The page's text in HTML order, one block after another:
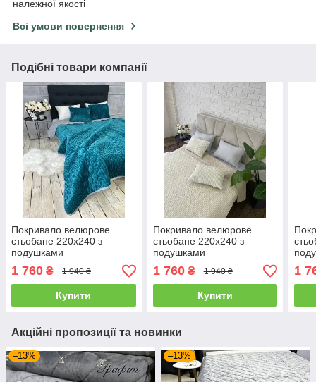
належної якості
Всі умови повернення
Подібні товари компанії
Покривало велюрове
стьобане 220х240 з
подушками
1 760 ₴ 1 940 ₴
Купити
Покривало велюрове
стьобане 220х240 з
подушками
1 760₴ 1 940 ₴
Купити
1
Акційні пропозиції та новинки
–13% –13%